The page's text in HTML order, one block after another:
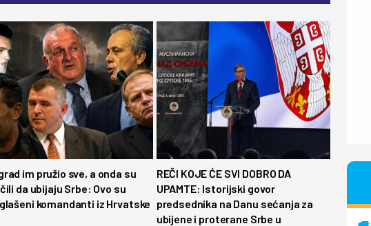
im pružio sve, a onda su
da ubijaju Srbe: Ovo su
komandanti iz Hrvatske
REČI KOJE ĆE SVI DOBRO DA
UPAMTE: Istorijski govor
predsednika na Danu sećanja za
ubijene i proterane Srbe u